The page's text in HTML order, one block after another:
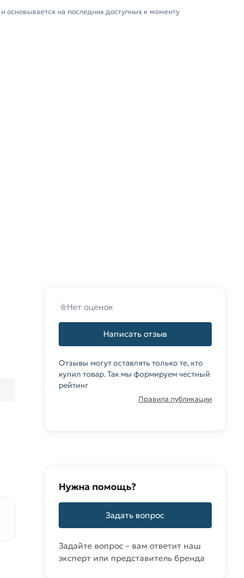
основывается на последних доступных к моменту
Нет оценок
Написать отзыв
Отзывы могут оставлять только те, кто
купил товар. Так мы формируем честный
рейтинг
Правила публикации
Нужна помощь?
Задать вопрос
Задайте вопрос – вам ответит наш
эксперт или представитель бренда